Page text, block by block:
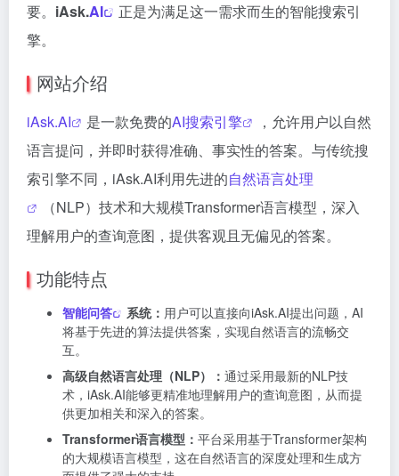
要。 iAsk.AI
正是为满足这一需求而生的智能搜索引
擎。
网站介绍
iAsk.AI 是一款免费的AI搜索引擎
，允许用户以自然
语言提问，并即时获得准确、事实性的答案。与传统搜
索引擎不同，iAsk.AI利用先进的自然语言处理
（NLP）技术和大规模Transformer语言模型，深入
理解用户的查询意图，提供客观且无偏见的答案。
功能特点
智能问答 系统： 用户可以直接向iAsk.AI提出问题，AI
将基于先进的算法提供答案，实现自然语言的流畅交
互。
高级自然语言处理（NLP）： 通过采用最新的NLP技
术，iAsk.AI能够更精准地理解用户的查询意图，从而提
供更加相关和深入的答案。
Transformer语言模型： 平台采用基于Transformer架构
的大规模语言模型，这在自然语言的深度处理和生成方